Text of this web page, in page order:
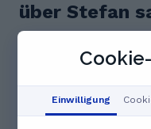
über Stefan
5.0
4 Bewertungen
F Felix S.
Einwilligung